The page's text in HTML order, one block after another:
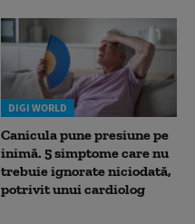
DIGI WORLD
Canicula pune presiune pe
inimă. 5 simptome care nu
trebuie ignorate niciodată,
potrivit unui cardiolog